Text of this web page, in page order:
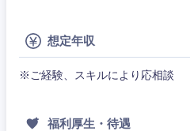
想定年収
※ご経験、スキルにより応相談
福利厚生・待遇